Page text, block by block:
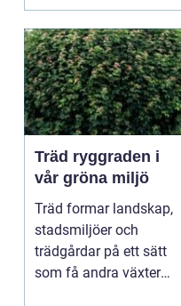
Träd ryggraden i
vår gröna miljö
Träd formar landskap,
stadsmiljöer och
trädgårdar på ett sätt
som få andra växter